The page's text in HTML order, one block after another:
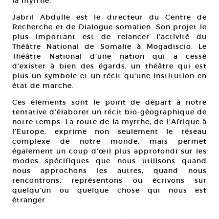
Jabril Abdulle est le directeur du Centre de
Recherche et de Dialogue somalien. Son projet le
plus important est de relancer l’activité du
Théâtre National de Somalie à Mogadiscio. Le
Théâtre National d’une nation qui a cessé
d’exister à bien des égards, un théâtre qui est
plus un symbole et un récit qu’une institution en
état de marche.
Ces éléments sont le point de départ à notre
tentative d’élaborer un récit bio-géographique de
notre temps. La route de la myrrhe, de l’Afrique à
l’Europe, exprime non seulement le réseau
complexe de notre monde, mais permet
également un coup d’œil plus approfondi sur les
modes spécifiques que nous utilisons quand
nous approchons les autres, quand nous
rencontrons, représentons ou écrivons sur
quelqu’un ou quelque chose qui nous est
étranger.